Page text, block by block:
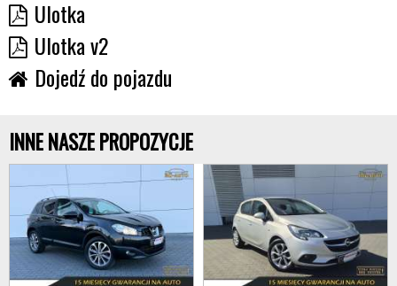
Ulotka
Ulotka v2
Dojedź do pojazdu
INNE NASZE PROPOZYCJE